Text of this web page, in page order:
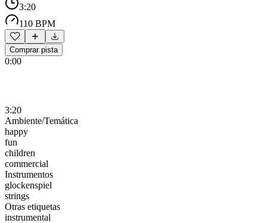
3:20
110 BPM
Comprar pista
0:00
3:20
Ambiente/Temática
happy
fun
children
commercial
Instrumentos
glockenspiel
strings
Otras etiquetas
instrumental